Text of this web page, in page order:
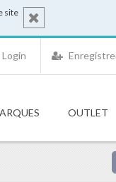
site
Login
OUTLET